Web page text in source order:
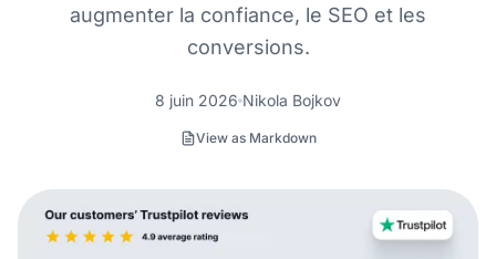
augmenter la confiance, le SEO et les
conversions.
8 juin 2026 Nikola Bojkov
View as Markdown